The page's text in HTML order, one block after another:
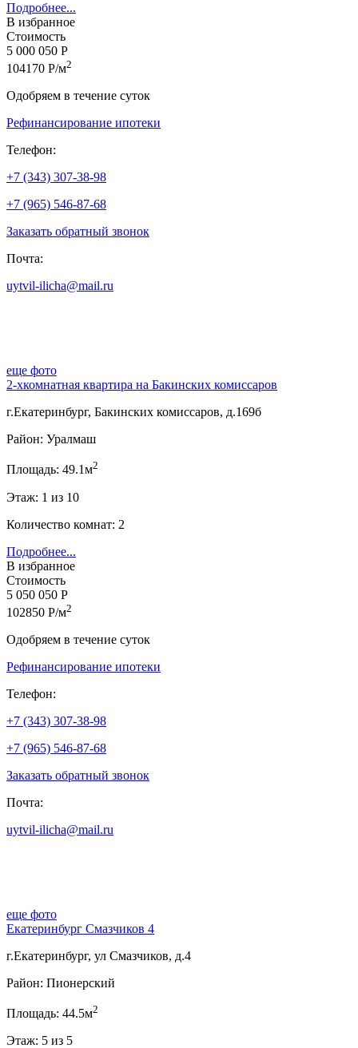
Подробнее...
В избранное
Стоимость
5 000 050 Р
104170 Р/м2
Одобряем в течение суток
Рефинансирование ипотеки
Телефон:
+7 (343) 307-38-98
+7 (965) 546-87-68
Заказать обратный звонок
Почта:
uytvil-ilicha@mail.ru
еще фото
2-хкомнатная квартира на Бакинских комиссаров
г.Екатеринбург, Бакинских комиссаров, д.169б
Район: Уралмаш
Площадь: 49.1м2
Этаж: 1 из 10
Количество комнат: 2
Подробнее...
В избранное
Стоимость
5 050 050 Р
102850 Р/м2
Одобряем в течение суток
Рефинансирование ипотеки
Телефон:
+7 (343) 307-38-98
+7 (965) 546-87-68
Заказать обратный звонок
Почта:
uytvil-ilicha@mail.ru
еще фото
Екатеринбург Смазчиков 4
г.Екатеринбург, ул Смазчиков, д.4
Район: Пионерский
Площадь: 44.5м2
Этаж: 5 из 5